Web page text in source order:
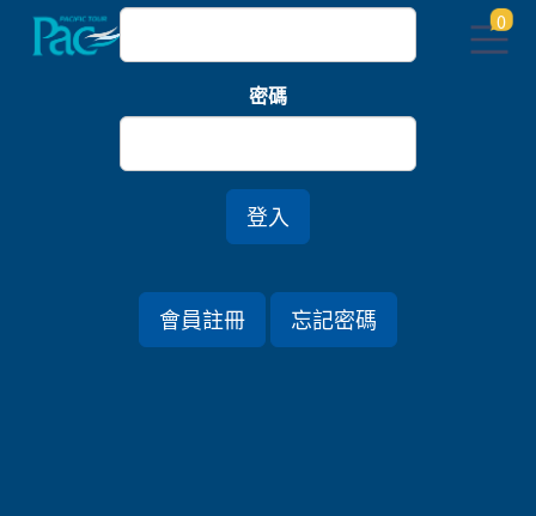
密碼
登入
會員註冊 忘記密碼
0